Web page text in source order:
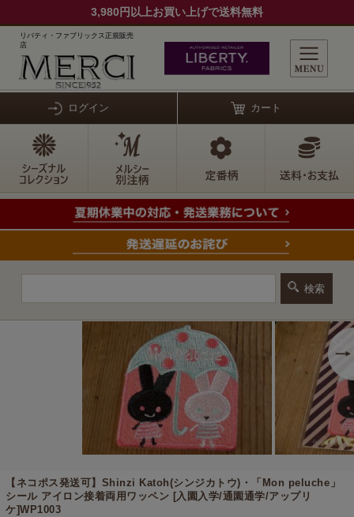
3,980円以上お買い上げで送料無料
リバティ・ファブリックス正規販売
店
ログイン カート
【ネコポス発送可】 Shinzi Katoh(シンジカトウ)・「Mon peluche」
シール アイロン接着両用ワッペン [入園入学/通園通学/アップリ
ケ]WP1003